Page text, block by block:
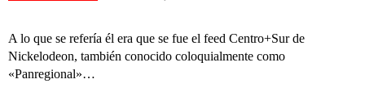
A lo que se refería él era que se fue el feed Centro+Sur de
Nickelodeon, también conocido coloquialmente como
«Panregional»…